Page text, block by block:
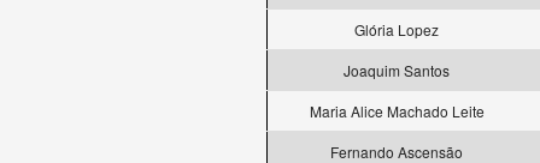
Glória Lopez
Joaquim Santos
Maria Alice Machado Leite
Fernando Ascensão